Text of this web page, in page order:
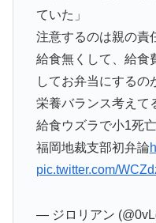
ていた」
注意するのは親の責
給食無くして、給食
してお弁当にするの
栄養バランス考えて
給食ウズラで小1死
福岡地裁支部初弁論
pic.twitter.com/
— ジロリアン